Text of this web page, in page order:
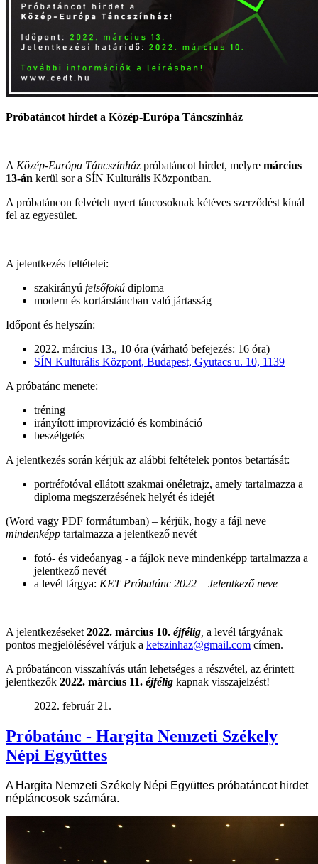
Próbatáncot hirdet a Közép-Európa Táncszínház
A Közép-Európa Táncszínház próbatáncot hirdet, melyre március
13-án kerül sor a SÍN Kulturális Központban.
A próbatáncon felvételt nyert táncosoknak kétéves szerződést kínál
fel az egyesület.
A jelentkezés feltételei:
szakirányú felsőfokú diploma
modern és kortárstáncban való jártasság
Időpont és helyszín:
2022. március 13., 10 óra (várható befejezés: 16 óra)
SÍN Kulturális Központ, Budapest, Gyutacs u. 10, 1139
A próbatánc menete:
tréning
irányított improvizáció és kombináció
beszélgetés
A jelentkezés során kérjük az alábbi feltételek pontos betartását:
portréfotóval ellátott szakmai önéletrajz, amely tartalmazza a
diploma megszerzésének helyét és idejét
(Word vagy PDF formátumban) – kérjük, hogy a fájl neve
mindenképp tartalmazza a jelentkező nevét
fotó- és videóanyag - a fájlok neve mindenképp tartalmazza a
jelentkező nevét
a levél tárgya: KET Próbatánc 2022 – Jelentkező neve
A jelentkezéseket 2022. március 10. éjfélig a levél tárgyának
pontos megjelölésével várjuk a ketszinhaz@gmail.com címen.
A próbatáncon visszahívás után lehetséges a részvétel, az érintett
jelentkezők 2022. március 11. éjfélig kapnak visszajelzést!
2022. február 21.
Próbatánc - Hargita Nemzeti Székely
Népi Együttes
A Hargita Nemzeti Székely Népi Együttes próbatáncot hirdet
néptáncosok számára.